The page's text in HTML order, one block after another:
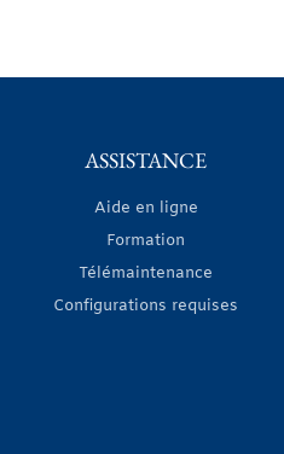
ASSISTANCE
Aide en ligne
Formation
Télémaintenance
Configurations requises